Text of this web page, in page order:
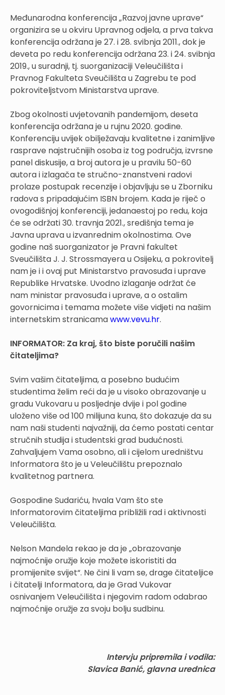
Međunarodna konferencija „Razvoj javne uprave“
organizira se u okviru Upravnog odjela, a prva takva
konferencija održana je 27. i 28. svibnja 2011., dok je
deveta po redu konferencija održana 23. i 24. svibnja
2019., u suradnji, tj. suorganizaciji Veleučilišta i
Pravnog Fakulteta Sveučilišta u Zagrebu te pod
pokroviteljstvom Ministarstva uprave.
Zbog okolnosti uvjetovanih pandemijom, deseta
konferencija održana je u rujnu 2020. godine.
Konferenciju uvijek obilježavaju kvalitetne i zanimljive
rasprave najstručnijih osoba iz tog područja, izvrsne
panel diskusije, a broj autora je u pravilu 50-60
autora i izlagača te stručno-znanstveni radovi
prolaze postupak recenzije i objavljuju se u Zborniku
radova s pripadajućim ISBN brojem. Kada je riječ o
ovogodišnjoj konferenciji, jedanaestoj po redu, koja
će se održati 30. travnja 2021., središnja tema je
Javna uprava u izvanrednim okolnostima. Ove
godine naš suorganizator je Pravni fakultet
Sveučilišta J. J. Strossmayera u Osijeku, a pokrovitelj
nam je i i ovaj put Ministarstvo pravosuđa i uprave
Republike Hrvatske. Uvodno izlaganje održat će
nam ministar pravosuđa i uprave, a o ostalim
govornicima i temama možete više vidjeti na našim
internetskim stranicamawww.vevu.hr.
INFORMATOR: Za kraj, što biste poručili našim
čitateljima?
Svim vašim čitateljima, a posebno budućim
studentima želim reći da je u visoko obrazovanje u
gradu Vukovaru u posljednje dvije i pol godine
uloženo više od 100 milijuna kuna, što dokazuje da su
nam naši studenti najvažniji, da ćemo postati centar
stručnih studija i studentski grad budućnosti.
Zahvaljujem Vama osobno, ali i cijelom uredništvu
Informatora što je u Veleučilištu prepoznalo
kvalitetnog partnera.
Gospodine Sudariću, hvala Vam što ste
Informatorovim čitateljima približili rad i aktivnosti
Veleučilišta.
Nelson Mandela rekao je da je „obrazovanje
najmoćnije oružje koje možete iskoristiti da
promijenite svijet“. Ne čini li vam se, drage čitateljice
i čitatelji Informatora, da je Grad Vukovar
osnivanjem Veleučilišta i njegovim radom odabrao
najmoćnije oružje za svoju bolju sudbinu.
Intervju pripremila i vodila:
Slavica Banić, glavna urednica